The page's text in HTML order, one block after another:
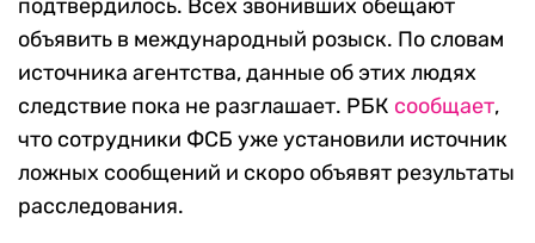
подтвердилось. Всех звонивших обещают
объявить в международный розыск. По словам
источника агентства, данные об этих людях
следствие пока не разглашает. РБК сообщает,
что сотрудники ФСБ уже установили источник
ложных сообщений и скоро объявят результаты
расследования.